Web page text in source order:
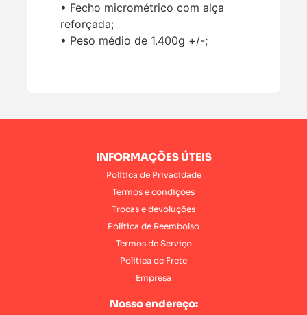
• Fecho micrométrico com alça
reforçada;
• Peso médio de 1.400g +/-;
INFORMAÇÕES ÚTEIS
Política de Privacidade
Termos e condições
Trocas e devoluções
Política de Reembolso
Termos de Serviço
Política de Frete
Empresa
Nosso endereço: